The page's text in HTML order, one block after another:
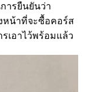
ารยืนยันว่า
หน้าที่จะซื้อคอร์ส
เอาไว้พร้อมแล้ว